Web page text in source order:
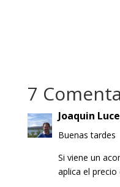
7
Joaquin
Buenas tardes
Si viene un
aplica el precio